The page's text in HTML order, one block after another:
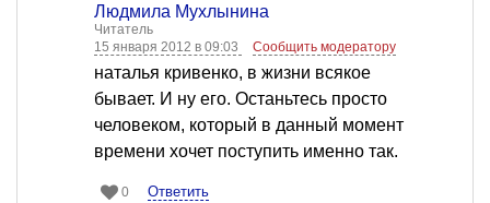
Людмила Мухлынина
Читатель
15 января 2012 в 09:03
Сообщить модератору
наталья кривенко, в жизни всякое
бывает. И ну его. Останьтесь просто
человеком, который в данный момент
времени хочет поступить именно так.
0 Ответить